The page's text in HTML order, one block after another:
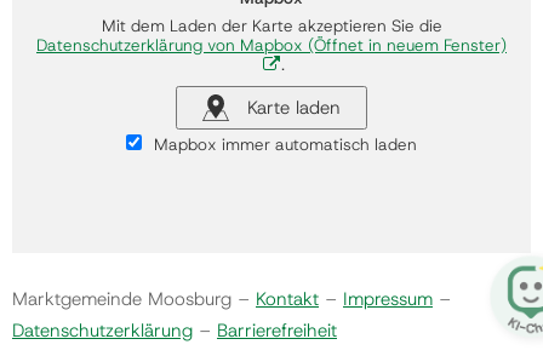
Mit dem Laden der Karte akzeptieren Sie die
Datenschutzerklärung von Mapbox (Öffnet in neuem Fenster)
.
Karte laden
Mapbox immer automatisch laden
Marktgemeinde Moosburg – Kontakt – Impressum –
Datenschutzerklärung – Barrierefreiheit